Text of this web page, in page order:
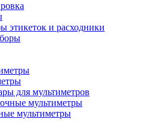
этикеток и расходники
для мультиметров
мультиметры
мультиметры